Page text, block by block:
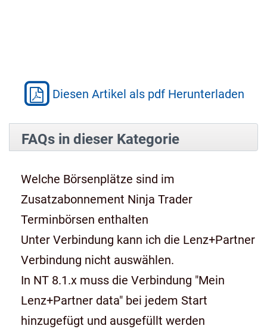
Diesen Artikel als pdf Herunterladen
FAQs in dieser Kategorie
Welche Börsenplätze sind im
Zusatzabonnement Ninja Trader
Terminbörsen enthalten
Unter Verbindung kann ich die Lenz+Partner
Verbindung nicht auswählen.
In NT 8.1.x muss die Verbindung "Mein
Lenz+Partner data" bei jedem Start
hinzugefügt und ausgefüllt werden